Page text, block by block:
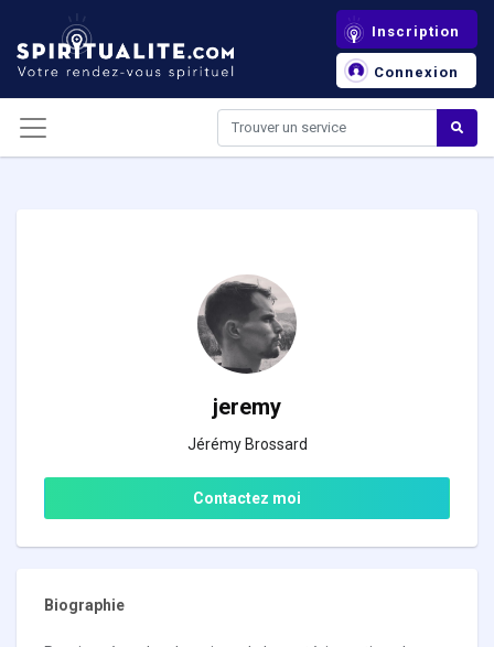
Inscription
Connexion
jeremy
Jérémy Brossard
Contactez moi
Biographie